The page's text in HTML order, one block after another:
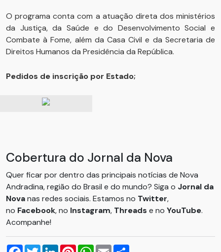
O programa conta com a atuação direta dos ministérios
da Justiça, da Saúde e do Desenvolvimento Social e
Combate à Fome, além da Casa Civil e da Secretaria de
Direitos Humanos da Presidência da República.
Pedidos de inscrição por Estado;
Cobertura do Jornal da Nova
Quer ficar por dentro das principais notícias de Nova
Andradina, região do Brasil e do mundo? Siga o Jornal da
Novanas redes sociais. Estamos no Twitter,
no Facebook, no Instagram, Threads e no YouTube.
Acompanhe!
Facebook
TwitterLinkedInPinterestWhatsApp
Email